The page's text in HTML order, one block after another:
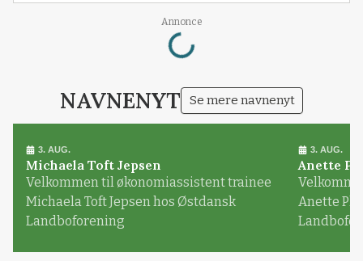
Annonce
Loading...
NAVNENYT Se mere navnenyt
3. AUG.
Michaela Toft Jepsen
Velkommen til økonomiassistent trainee
Michaela Toft Jepsen hos Østdansk
Landboforening
3. AUG.
Anette
Anette